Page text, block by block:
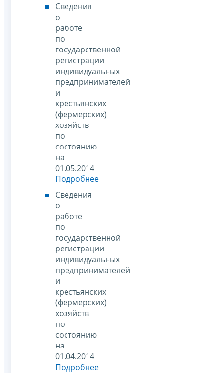
Сведения
о
работе
по
государственной
регистрации
индивидуальных
предпринимателей
и
крестьянских
(фермерских)
хозяйств
по
состоянию
на
01.05.2014
Подробнее
Сведения
о
работе
по
государственной
регистрации
индивидуальных
предпринимателей
и
крестьянских
(фермерских)
хозяйств
по
состоянию
на
01.04.2014
Подробнее